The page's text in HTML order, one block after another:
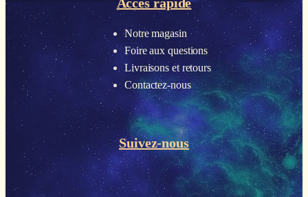
Accès rapide
Notre magasin
Foire aux questions
Livraisons et retours
Contactez-nous
Suivez-nous